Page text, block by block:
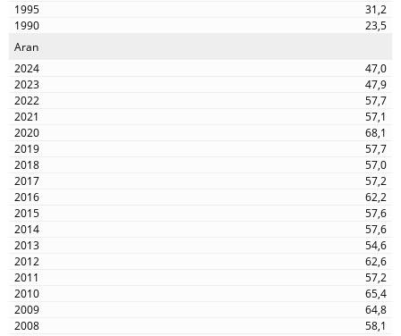
31,2
23,5
Aran
47,0
47,9
57,7
57,1
68,1
57,7
57,0
57,2
62,2
57,6
57,6
54,6
62,6
57,2
65,4
64,8
58,1